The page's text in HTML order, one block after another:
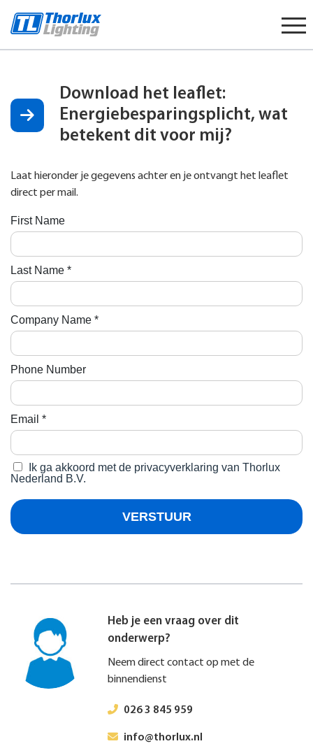
content
Download het leaflet:
Energiebesparingsplicht, wat
betekent dit voor mij?
Laat hieronder je gegevens achter en je ontvangt het leaflet
direct per mail.
Heb je een vraag over dit
onderwerp?
Neem direct contact op met de
binnendienst
026 3 845 959
info@thorlux.nl